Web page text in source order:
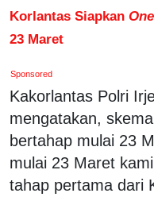
Korlantas Siapkan
23 Maret
Sponsored
Kakorlantas Polri
mengatakan,
bertahap mulai 23
mulai 23 Maret
tahap pertama dari